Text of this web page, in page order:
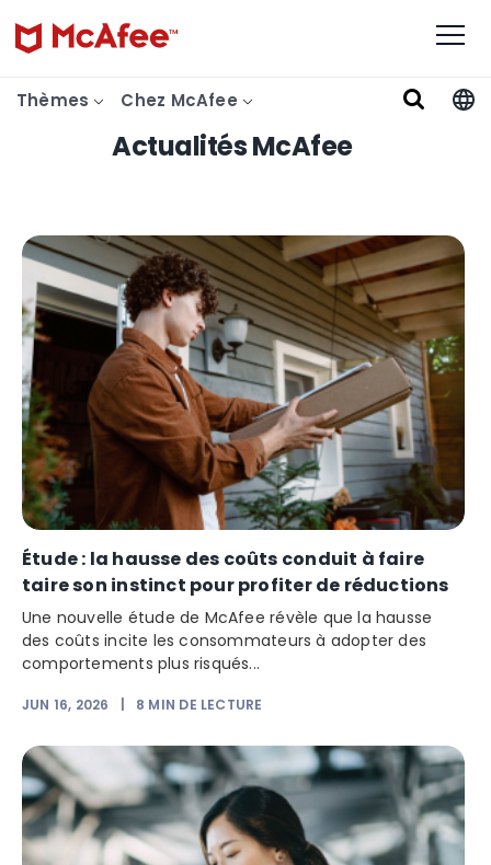
Thèmes Chez McAfee
Actualités McAfee
Étude : la hausse des coûts conduit à faire
taire son instinct pour profiter de réductions
Une nouvelle étude de McAfee révèle que la hausse
des coûts incite les consommateurs à adopter des
comportements plus risqués...
JUN 16, 2026 8 MIN DE LECTURE